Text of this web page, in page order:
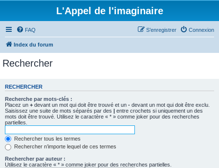
L'Appel de l'imaginaire
FAQ Connexion
S’enregistrer
Index du forum
Rechercher
RECHERCHER
Recherche par mots-clés :
Placez un + devant un mot qui doit être trouvé et un - devant un mot qui doit être exclu.
Saisissez une suite de mots séparés par des | entre crochets si uniquement un des
mots doit être trouvé. Utilisez le caractère « * » comme joker pour des recherches
partielles.
Rechercher tous les termes
Rechercher n’importe lequel de ces termes
Rechercher par auteur :
Utilisez le caractère « * » comme joker pour des recherches partielles.